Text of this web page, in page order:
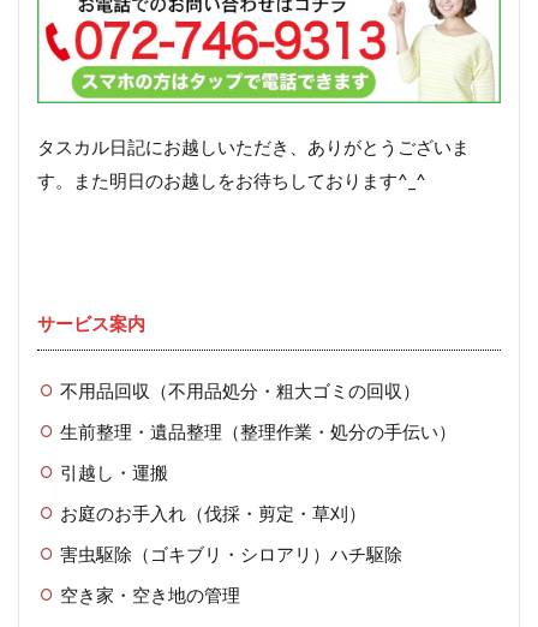
タスカル日記にお越しいただき、ありがとうございま
す。また明日のお越しをお待ちしております^_^
サービス案内
不用品回収（不用品処分・粗大ゴミの回収）
生前整理・遺品整理（整理作業・処分の手伝い）
引越し・運搬
お庭のお手入れ（伐採・剪定・草刈）
害虫駆除（ゴキブリ・シロアリ）ハチ駆除
空き家・空き地の管理